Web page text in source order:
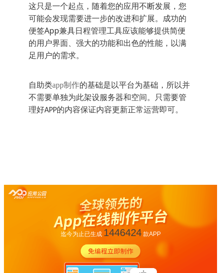
这只是一个起点，随着您的应用不断发展，您
可能会发现需要进一步的改进和扩展。成功的
便签App兼具日程管理工具应该能够提供简便
的用户界面、强大的功能和出色的性能，以满
足用户的需求。
自助类app制作的基础是以平台为基础，所以并
不需要单独为此架设服务器和空间。只需要管
理好APP的内容保证内容更新正常运营即可。
迄今为止已生成 1446424款APP